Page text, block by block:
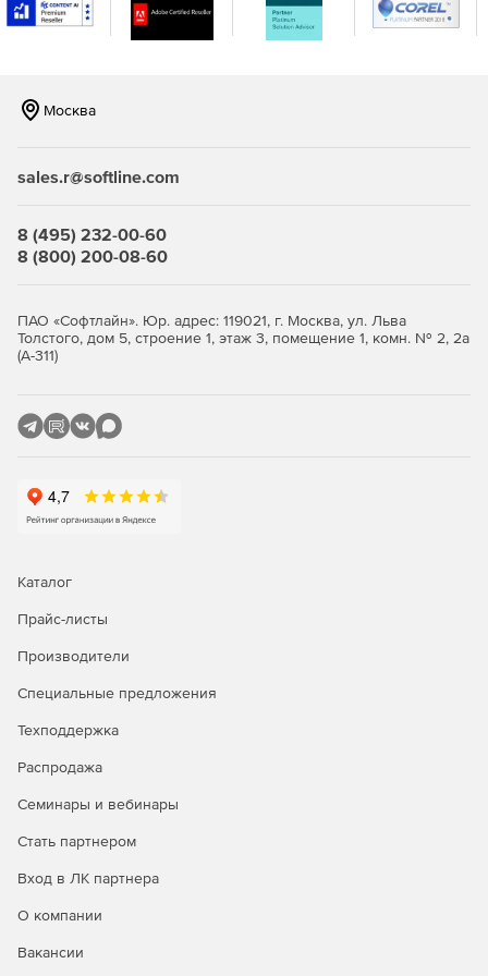
разделение Zip-файлов (создание многотомных архивов)
при сжатии. WinZip Mac Edition обеспечивает настройку
непосредственно из окна WinZip, использующего
Москва
sales.r@softline.com
8 (495) 232-00-60
8 (800) 200-08-60
ПАО «Софтлайн». Юр. адрес: 119021, г. Москва, ул. Льва
Толстого, дом 5, строение 1, этаж 3, помещение 1, комн. № 2, 2а
(А-311)
Каталог
Прайс-листы
Производители
Специальные предложения
Техподдержка
Распродажа
Семинары и вебинары
Стать партнером
Вход в ЛК партнера
О компании
Вакансии